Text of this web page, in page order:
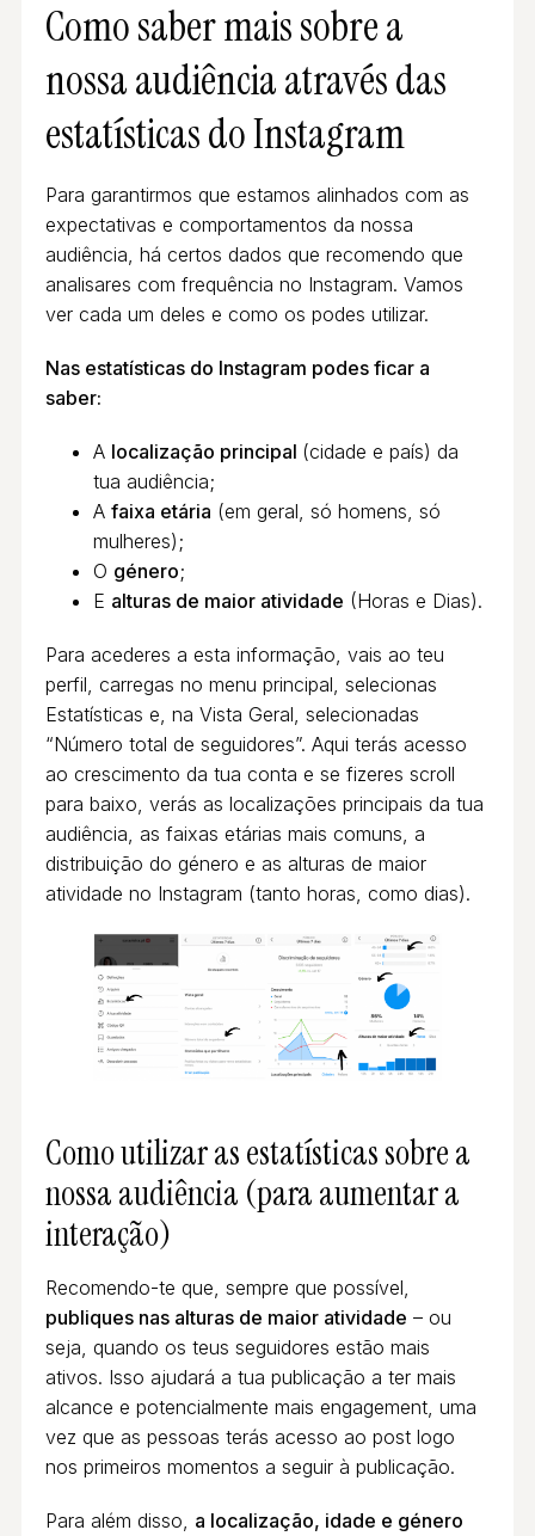
Como saber mais sobre a
nossa audiência através das
estatísticas do Instagram
Para garantirmos que estamos alinhados com as
expectativas e comportamentos da nossa
audiência, há certos dados que recomendo que
analisares com frequência no Instagram. Vamos
ver cada um deles e como os podes utilizar.
Nas estatísticas do Instagram podes ficar a
saber:
A localização principal (cidade e país) da
tua audiência;
A faixa etária (em geral, só homens, só
mulheres);
O género;
E alturas de maior atividade (Horas e Dias).
Para acederes a esta informação, vais ao teu
perfil, carregas no menu principal, selecionas
Estatísticas e, na Vista Geral, selecionadas
“Número total de seguidores”. Aqui terás acesso
ao crescimento da tua conta e se fizeres scroll
para baixo, verás as localizações principais da tua
audiência, as faixas etárias mais comuns, a
distribuição do género e as alturas de maior
atividade no Instagram (tanto horas, como dias).
Como utilizar as estatísticas sobre a
nossa audiência (para aumentar a
interação)
Recomendo-te que, sempre que possível,
publiques nas alturas de maior atividade – ou
seja, quando os teus seguidores estão mais
ativos. Isso ajudará a tua publicação a ter mais
alcance e potencialmente mais engagement, uma
vez que as pessoas terás acesso ao post logo
nos primeiros momentos a seguir à publicação.
Para além disso, a localização, idade e género